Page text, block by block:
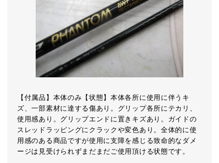
【付属品】本体のみ【状態】本体各所に使用に伴うキ
ズ、一部素材に達する傷あり。グリップ各所にテカリ、
使用感あり。グリップエンドに置きキズあり。ガイドの
スレッドラッピングにクラックや変色あり。全体的に使
用感のある商品ですが使用に支障を感じる致命的なダメ
ージは見受けられずまだまだご使用頂ける状態です。